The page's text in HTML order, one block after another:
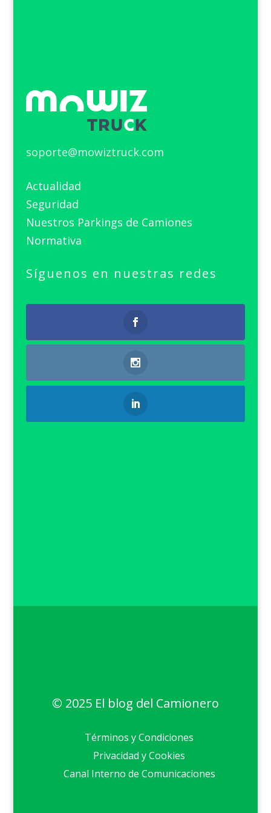
soporte@mowiztruck.com
Actualidad
Seguridad
Nuestros Parkings de Camiones
Normativa
Síguenos en nuestras redes
© 2025 El blog del Camionero
Términos y Condiciones
Privacidad y Cookies
Canal Interno de Comunicaciones